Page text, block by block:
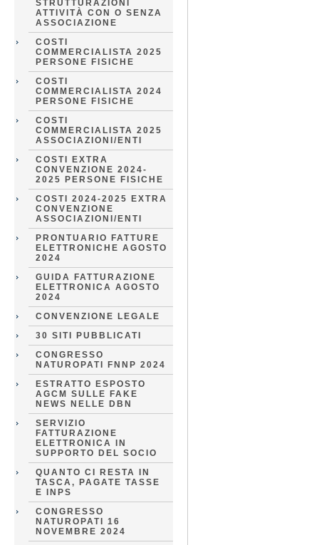
STRUTTURAZIONI
ATTIVITÀ CON O SENZA
ASSOCIAZIONE
COSTI
COMMERCIALISTA 2025
PERSONE FISICHE
COSTI
COMMERCIALISTA 2024
PERSONE FISICHE
COSTI
COMMERCIALISTA 2025
ASSOCIAZIONI/ENTI
COSTI EXTRA
CONVENZIONE 2024-
2025 PERSONE FISICHE
COSTI 2024-2025 EXTRA
CONVENZIONE
ASSOCIAZIONI/ENTI
PRONTUARIO FATTURE
ELETTRONICHE AGOSTO
2024
GUIDA FATTURAZIONE
ELETTRONICA AGOSTO
2024
CONVENZIONE LEGALE
30 SITI PUBBLICATI
CONGRESSO
NATUROPATI FNNP 2024
ESTRATTO ESPOSTO
AGCM SULLE FAKE
NEWS NELLE DBN
SERVIZIO
FATTURAZIONE
ELETTRONICA IN
SUPPORTO DEL SOCIO
QUANTO CI RESTA IN
TASCA, PAGATE TASSE
E INPS
CONGRESSO
NATUROPATI 16
NOVEMBRE 2024